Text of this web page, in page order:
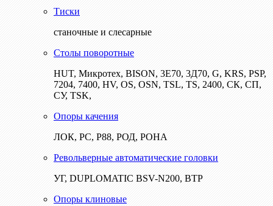
Тиски
станочные и слесарные
Столы поворотные
HUT, Микротех, BISON, 3Е70, 3Д70, G, KRS, PSP,
7204, 7400, HV, OS, OSN, TSL, TS, 2400, СК, СП,
СУ, TSK,
Опоры качения
ЛОК, РС, Р88, РОД, РОНА
Револьверные автоматические головки
УГ, DUPLOMATIC BSV-N200, ВТР
Опоры клиновые